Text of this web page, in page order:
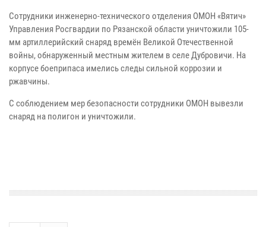
Сотрудники инженерно-технического отделения ОМОН «Вятич»
Управления Росгвардии по Рязанской области уничтожили 105-
мм артиллерийский снаряд времён Великой Отечественной
войны, обнаруженный местным жителем в селе Дубровичи. На
корпусе боеприпаса имелись следы сильной коррозии и
ржавчины.
С соблюдением мер безопасности сотрудники ОМОН вывезли
снаряд на полигон и уничтожили.